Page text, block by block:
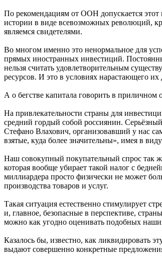
По рекомендациям от ООН допускается
истории в виде всевозможных революций,
являемся свидетелями.
Во многом именно это ненормальное для
прямых иностранных инвестиций.
нельзя считать удовлетворительным
ресурсов. И это в условиях нарастающего
А о бегстве капитала говорить в
На привлекательности страны для
средний гордый собой россиянин.
Стефано Влахович, организовавший у нас
взятые, куда более значительны», имея в
Наш совокупный покупательный спрос так
которая вообще убирает такой налог с
миллиардера просто физически не может
производства товаров и услуг.
Такая ситуация естественно стимулирует
и, главное, безопасные в перспективе,
можно как угодно оценивать подобных
Казалось бы, известно, как ликвидировать
выдают совершенно конкретные